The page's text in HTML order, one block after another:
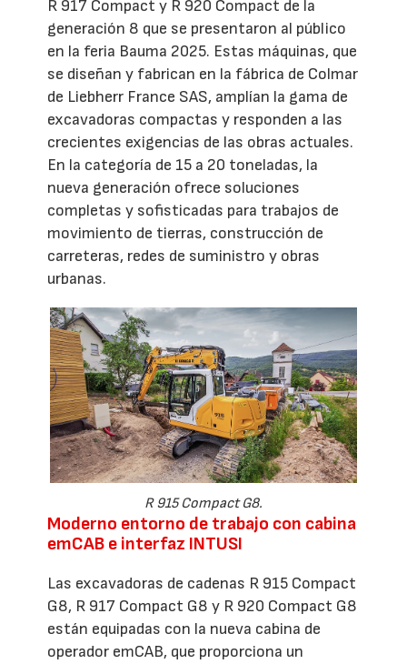
R 917 Compact y R 920 Compact de la
generación 8 que se presentaron al público
en la feria Bauma 2025. Estas máquinas, que
se diseñan y fabrican en la fábrica de Colmar
de Liebherr France SAS, amplían la gama de
excavadoras compactas y responden a las
crecientes exigencias de las obras actuales.
En la categoría de 15 a 20 toneladas, la
nueva generación ofrece soluciones
completas y sofisticadas para trabajos de
movimiento de tierras, construcción de
carreteras, redes de suministro y obras
urbanas.
R 915 Compact G8.
Moderno entorno de trabajo con cabina
emCAB e interfaz INTUSI
Las excavadoras de cadenas R 915 Compact
G8, R 917 Compact G8 y R 920 Compact G8
están equipadas con la nueva cabina de
operador emCAB, que proporciona un